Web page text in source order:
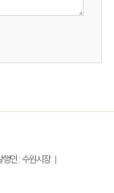
행인 : 수원시장